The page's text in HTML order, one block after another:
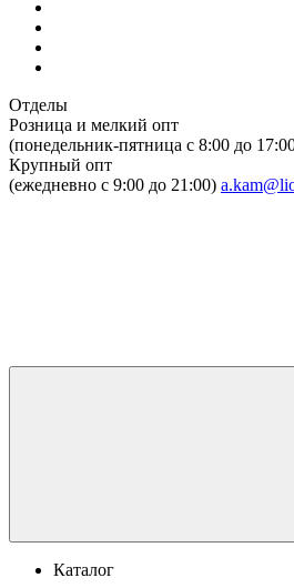
Отделы
Розница и мелкий опт
(понедельник-пятница c 8:00 до
Крупный опт
(ежедневно с 9:00 до 21:00)
Каталог